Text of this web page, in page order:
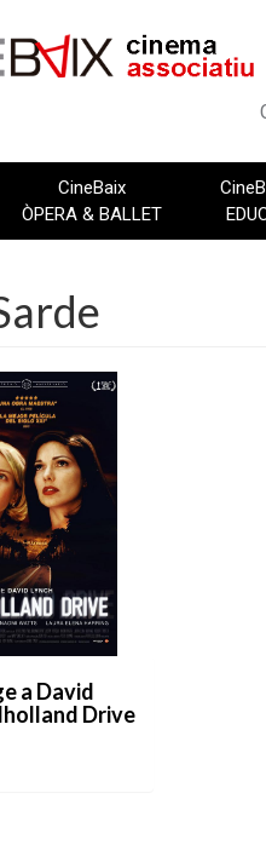
CineBaix
ÒPERA & BALLET
a David
Drive